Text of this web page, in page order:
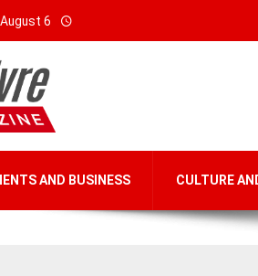
6
AND BUSINESS CULTURE